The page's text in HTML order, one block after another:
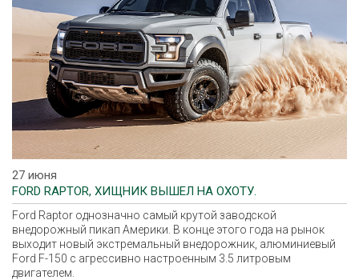
27 июня
FORD RAPTOR, ХИЩНИК ВЫШЕЛ НА ОХОТУ.
Ford Raptor однозначно самый крутой заводской
внедорожный пикап Америки. В конце этого года на рынок
выходит новый экстремальный внедорожник, алюминиевый
Ford F-150 с агрессивно настроенным 3.5 литровым
двигателем.